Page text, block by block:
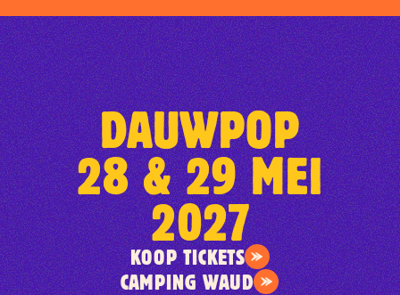
DAUWPOP
28 & 29 MEI
2027
KOOP TICKETS
CAMPING WAUD